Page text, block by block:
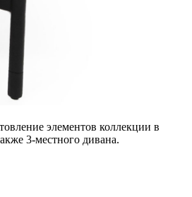
элементов коллекции в
3-местного дивана.